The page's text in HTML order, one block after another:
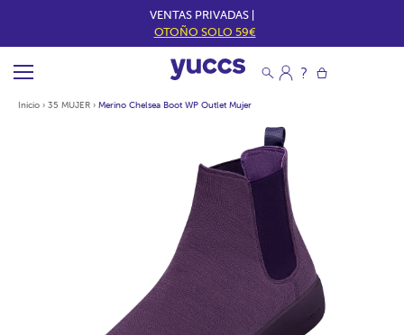
VENTAS PRIVADAS |
OTOÑO SOLO 59€
Inicio › 35 MUJER › Merino Chelsea Boot WP Outlet Mujer